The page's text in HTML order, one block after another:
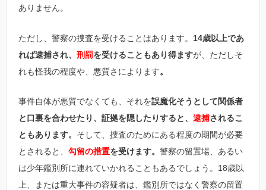
ありません。
ただし、警察の捜査を受けることはあります。 14歳以上であ
れば逮捕され、 刑罰を受けることもあり得ますが、ただしそ
れも怪我の程度や、悪質さによります。
事件自体が悪質でなくても、それを誤魔化そうとして関係者
と口裏を合わせたり、証拠を隠したりすると、 逮捕されるこ
ともあります。 そして、捜査のためにある程度の期間が必要
とされると、 勾留の措置を受けます。 警察の留置場、あるい
は少年鑑別所に連れていかれることもあるでしょう。18歳以
上、または重大事件の容疑者は、鑑別所ではなく警察の留置